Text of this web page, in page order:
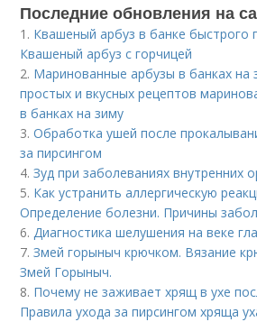
Последние обновления на
1. Квашеный арбуз в банке быстрого
Квашеный арбуз с горчицей
2. Маринованные арбузы в банках на
простых и вкусных рецептов
в банках на зиму
3.Обработка ушей после
за пирсингом
4.Зуд при заболеваниях внутренних
5. Как устранить аллергическую
Определение болезни. Причины
6.Диагностика шелушения на веке
7.Змей горыныч крючком. Вязание
Змей Горыныч.
8. Почему не заживает хрящ в ухе
Правила ухода за пирсингом хряща